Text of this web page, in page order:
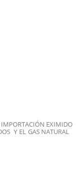
EXIMIDO
Y EL GAS NATURAL